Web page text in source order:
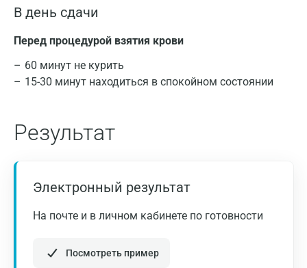
В день сдачи
Перед процедурой взятия крови
60 минут не курить
15-30 минут находиться в спокойном состоянии
Результат
Электронный результат
На почте и в личном кабинете по готовности
Посмотреть пример
глюкозы
л (мг%)
еды
сном
(70 – 90)
Наименование
Казань
Альметьевск
Апрелевка
Видное